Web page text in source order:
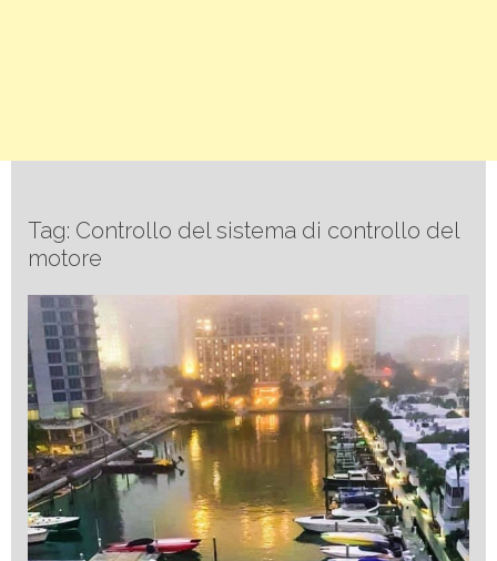
Tag: Controllo del sistema di controllo del
motore